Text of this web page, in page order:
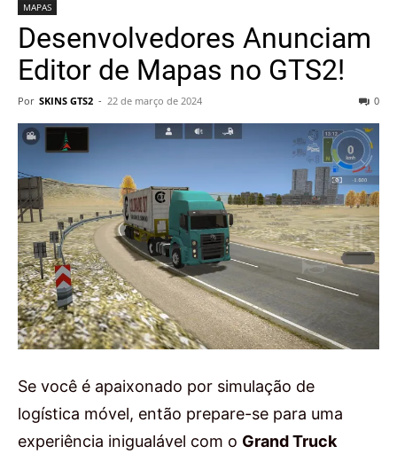
MAPAS
Desenvolvedores Anunciam
Editor de Mapas no GTS2!
Por SKINS GTS2 - 22 de março de 2024 0
Se você é apaixonado por simulação de
logística móvel, então prepare-se para uma
experiência inigualável com o Grand Truck